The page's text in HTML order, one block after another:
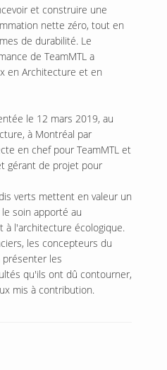
et construire une
nette zéro, tout en
de durabilité. Le
de TeamMTL a
en Architecture et en
le 12 mars 2019, au
à Montréal par
en chef pour TeamMTL et
gérant de projet pour
verts mettent en valeur un
soin apporté au
à l'architecture écologique.
les concepteurs du
les
qu'ils ont dû contourner,
mis à contribution.